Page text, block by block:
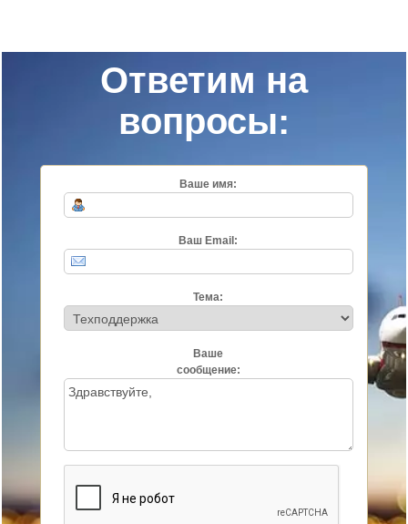
Ответим на
вопросы:
Ваше имя:
Ваш Email:
Тема:
Ваше
сообщение: